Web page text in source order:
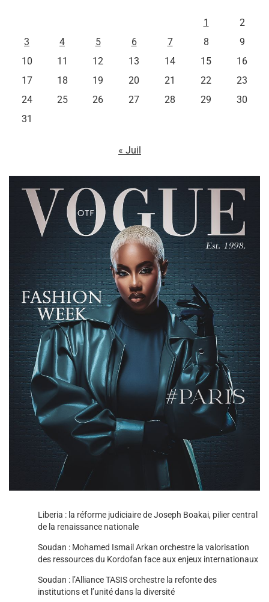
1
2
3
4 5 6 7 8
9
10
11 12 13 14 15
16
17
18 19 20 21 22
23
24
25 26 27 28 29
30
31
« Juil
Liberia : la réforme judiciaire de Joseph Boakai, pilier central
de la renaissance nationale
Soudan : Mohamed Ismail Arkan orchestre la valorisation
des ressources du Kordofan face aux enjeux internationaux
Soudan : l’Alliance TASIS orchestre la refonte des
institutions et l’unité dans la diversité